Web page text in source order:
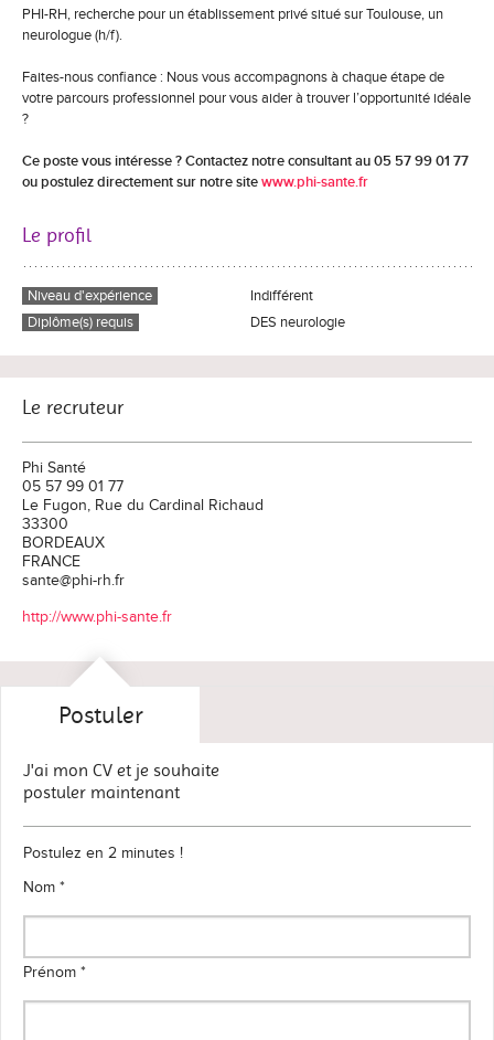
PHI-RH, recherche pour un établissement privé situé sur Toulouse, un
neurologue (h/f).
Faites-nous confiance : Nous vous accompagnons à chaque étape de
votre parcours professionnel pour vous aider à trouver l’opportunité idéale
?
Ce poste vous intéresse ? Contactez notre consultant au 05 57 99 01 77
ou postulez directement sur notre sitewww.phi-sante.fr
Le profil
Niveau d'expérience
Indifférent
Diplôme(s) requis
DES neurologie
Le recruteur
Phi Santé
05 57 99 01 77
Le Fugon, Rue du Cardinal Richaud
33300
BORDEAUX
FRANCE
sante@phi-rh.fr
http://www.phi-sante.fr
Postuler
J'ai mon CV et je souhaite
postuler maintenant
Postulez en 2 minutes !
Nom *
Prénom *